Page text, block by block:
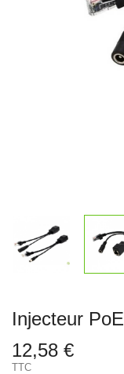
Injecteur PoE
12,58 €
TTC